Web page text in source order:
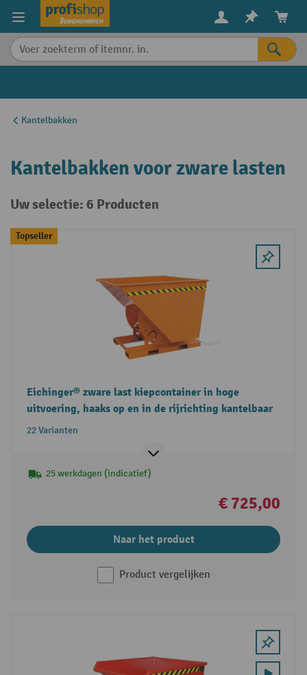
content
Kantelbakken
Kantelbakken voor zware lasten
Uw selectie: 6 Producten
Topseller
Eichinger® zware last kiepcontainer in hoge
uitvoering, haaks op en in de rijrichting kantelbaar
22 Varianten
25 werkdagen (indicatief)
€ 725,00
Naar het product
Product vergelijken